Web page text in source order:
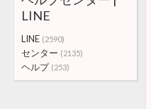
LINE
LINE (2590)
センター (2135)
ヘルプ (253)